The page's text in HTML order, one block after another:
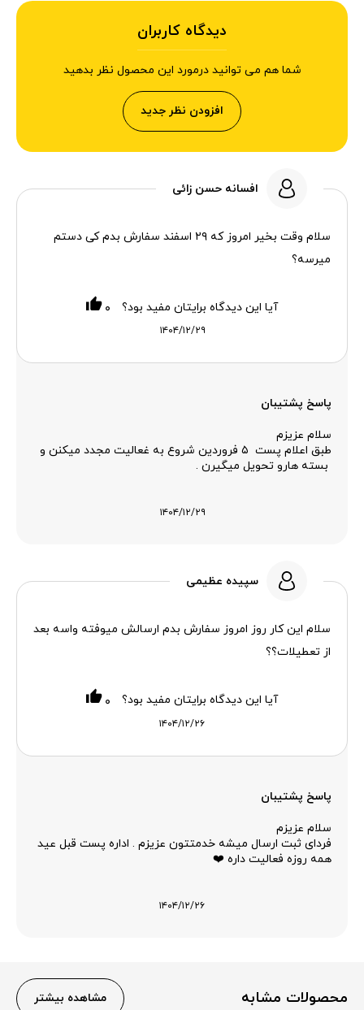
دیدگاه کاربران
شما هم می توانید درمورد این محصول نظر بدهید
افزودن نظر جدید
افسانه حسن زائی
سلام وقت بخیر امروز که ۲۹ اسفند سفارش بدم کی دستم
میرسه؟
۱۴۰۴/۱۲/۲۹
آیا این دیدگاه برایتان مفید بود؟ ۰
پاسخ پشتیبان
سلام عزیزم
طبق اعلام پست ۵ فروردین شروع به غعالیت مجدد میکنن و
بسته هارو تحویل میگیرن .
۱۴۰۴/۱۲/۲۹
سپیده عظیمی
سلام این کار روز امروز سفارش بدم ارسالش میوفته واسه بعد
از تعطیلات؟؟
۱۴۰۴/۱۲/۲۶
آیا این دیدگاه برایتان مفید بود؟ ۰
پاسخ پشتیبان
سلام عزیزم
فردای ثبت ارسال میشه خدمتتون عزیزم . اداره پست قبل عید
همه روزه فعالیت داره ❤️
۱۴۰۴/۱۲/۲۶
محصولات مشابه مشاهده بیشتر